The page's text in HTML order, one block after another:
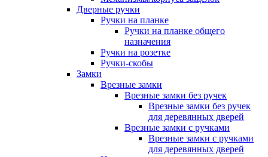
Дверные ручки
Ручки на планке
Ручки на планке общего
назначения
Ручки на розетке
Ручки-скобы
Замки
Врезные замки
Врезные замки без ручек
Врезные замки без ручек
для деревянных дверей
Врезные замки с ручками
Врезные замки с ручками
для деревянных дверей